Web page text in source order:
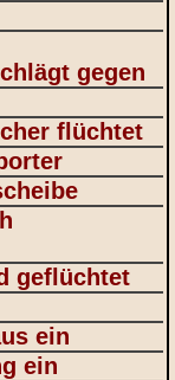
gegen
flüchtet
geflüchtet
ein
ein